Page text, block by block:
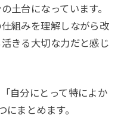
土台になっています。
組みを理解しながら改
きる大切な力だと感じ
自分にとって特によか
まとめます。